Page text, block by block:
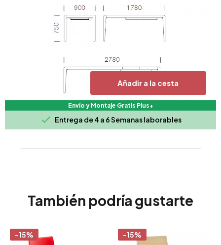
Añadir a la cesta
Envío y Montaje Gratis Plus+
 Entrega de 4 a 6 Semanas laborables
También podría gustarte
-15% -15%